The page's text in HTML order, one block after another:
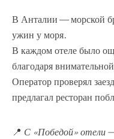
В Анталии — морской
ужин у моря.
В каждом отеле было
благодаря
Оператор проверял
предлагал ресторан
📍 С «Победой» отели